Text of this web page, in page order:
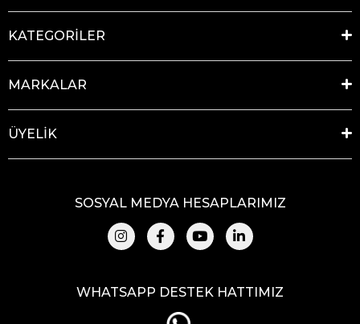
KATEGORİLER
MARKALAR
ÜYELİK
SOSYAL MEDYA HESAPLARIMIZ
WHATSAPP DESTEK HATTIMIZ